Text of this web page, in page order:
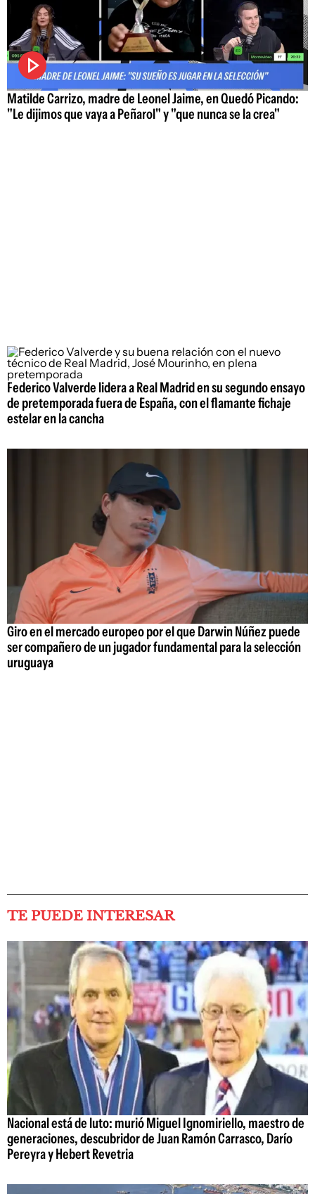
Matilde Carrizo, madre de Leonel Jaime, en Quedó Picando:
"Le dijimos que vaya a Peñarol" y "que nunca se la crea"
Federico Valverde lidera a Real Madrid en su segundo ensayo
de pretemporada fuera de España, con el flamante fichaje
estelar en la cancha
Giro en el mercado europeo por el que Darwin Núñez puede
ser compañero de un jugador fundamental para la selección
uruguaya
TE PUEDE INTERESAR
Nacional está de luto: murió Miguel Ignomiriello, maestro de
generaciones, descubridor de Juan Ramón Carrasco, Darío
Pereyra y Hebert Revetria